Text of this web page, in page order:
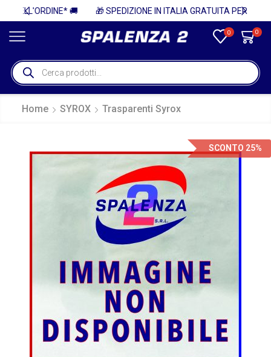
🎁 SPEDIZIONE IN ITALIA GRATUITA PER ORDINI SUPERIORI A 750€ + IVA 🎁
0 0
Home SYROX Trasparenti Syrox
SCONTO 25%